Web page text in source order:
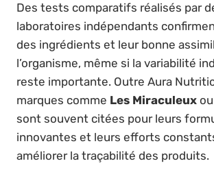
Des tests comparatifs réalisés par
laboratoires indépendants
des ingrédients et leur bonne
l’organisme, même si la variabilité
reste importante. Outre Aura
marques comme Les Miraculeux ou
sont souvent citées pour leurs
innovantes et leurs efforts
améliorer la traçabilité des produits.